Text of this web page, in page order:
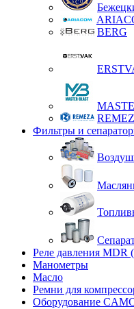
BERG
Фильтры и
Реле давления MDR
Манометры
Масло
Ремни для
Оборудование